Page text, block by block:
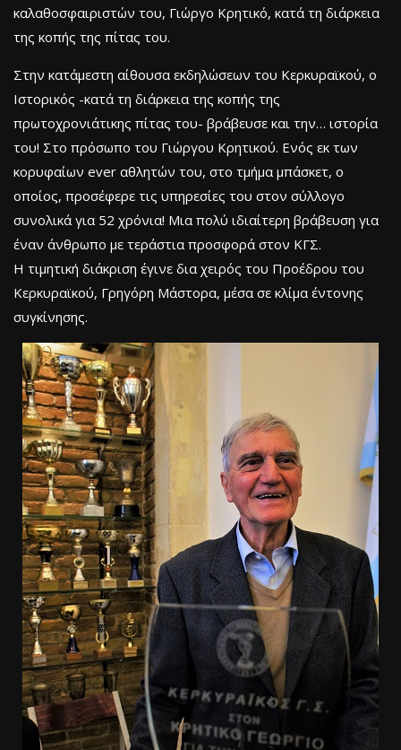
καλαθοσφαιριστών του, Γιώργο Κρητικό, κατά τη διάρκεια
της κοπής της πίτας του.
Στην κατάμεστη αίθουσα εκδηλώσεων του Κερκυραϊκού, ο
Ιστορικός -κατά τη διάρκεια της κοπής της
πρωτοχρονιάτικης πίτας του- βράβευσε και την… ιστορία
του! Στο πρόσωπο του Γιώργου Κρητικού. Ενός εκ των
κορυφαίων ever αθλητών του, στο τμήμα μπάσκετ, ο
οποίος, προσέφερε τις υπηρεσίες του στον σύλλογο
συνολικά για 52 χρόνια! Μια πολύ ιδιαίτερη βράβευση για
έναν άνθρωπο με τεράστια προσφορά στον ΚΓΣ.
Η τιμητική διάκριση έγινε δια χειρός του Προέδρου του
Κερκυραϊκού, Γρηγόρη Μάστορα, μέσα σε κλίμα έντονης
συγκίνησης.